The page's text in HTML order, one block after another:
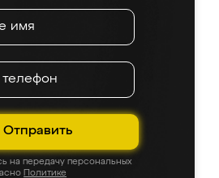
Отправить
на передачу персональных
Политике